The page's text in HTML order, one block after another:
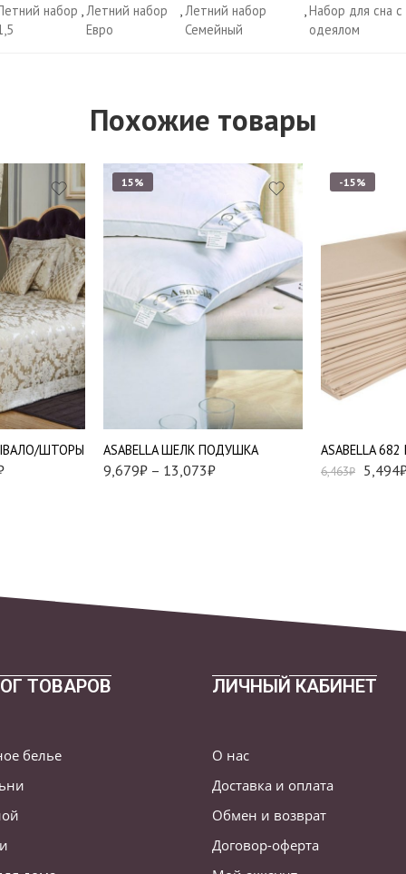
набор ,Летний набор
Евро
,Летний набор
Семейный
,Набор для сна с
одеялом
Похожие товары
ШТОРЫ
15%
АSABELLA ШЕЛК ПОДУШКА
9,679₽ – 13,073₽
Подушки 70*70 см.
-15%
ASABELLA
6,463₽ 5,494
ТОВАРОВ
белье
ЛИЧНЫЙ КАБИНЕТ
О нас
Доставка и оплата
Обмен и возврат
Договор-оферта